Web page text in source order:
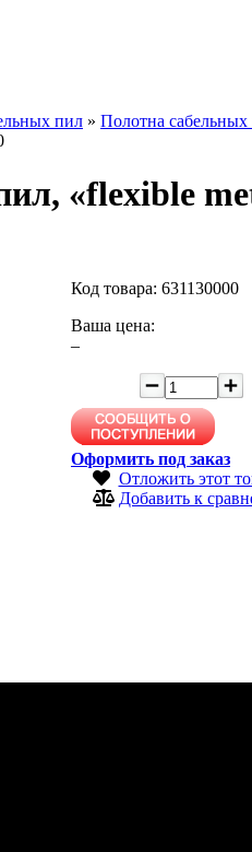
пил » Полотна
«flexible
Код товара: 631130000
Ваша цена:
–
Оформить под заказ
Отложить этот
Добавить к